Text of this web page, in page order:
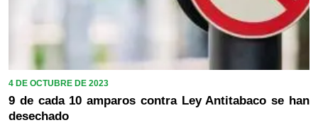
4 DE OCTUBRE DE 2023
9 de cada 10 amparos contra Ley Antitabaco se han
desechado